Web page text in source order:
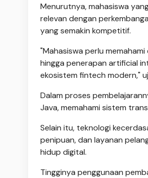
Menurutnya, mahasiswa
relevan dengan
yang semakin kompetitif.
"Mahasiswa perlu
hingga penerapan artificial
ekosistem fintech modern,"
Dalam proses
Java, memahami sistem
Selain itu, teknologi
penipuan, dan layanan
hidup digital.
Tingginya penggunaan